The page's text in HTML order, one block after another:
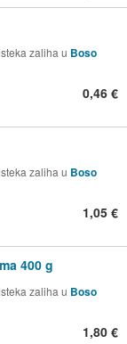
zaliha u Boso
0,46 €
zaliha u Boso
1,05 €
400 g
zaliha u Boso
1,80 €